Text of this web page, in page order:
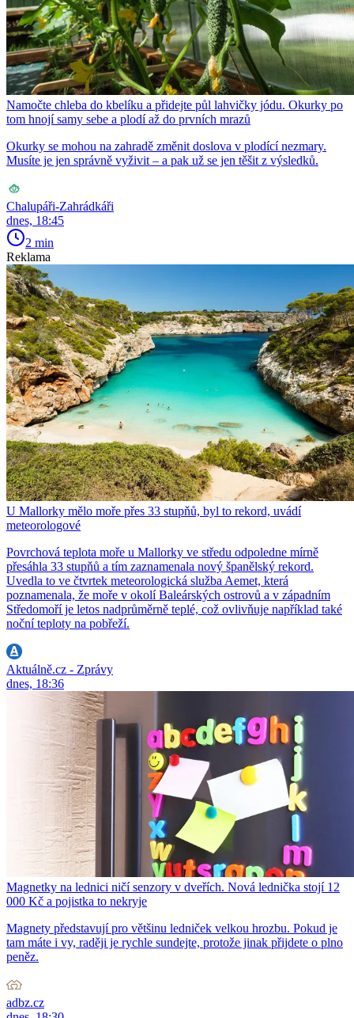
Namočte chleba do kbelíku a přidejte půl lahvičky jódu. Okurky po
tom hnojí samy sebe a plodí až do prvních mrazů
Okurky se mohou na zahradě změnit doslova v plodící nezmary.
Musíte je jen správně vyživit – a pak už se jen těšit z výsledků.
Chalupáři-Zahrádkáři
dnes, 18:45
2 min
Reklama
U Mallorky mělo moře přes 33 stupňů, byl to rekord, uvádí
meteorologové
Povrchová teplota moře u Mallorky ve středu odpoledne mírně
přesáhla 33 stupňů a tím zaznamenala nový španělský rekord.
Uvedla to ve čtvrtek meteorologická služba Aemet, která
poznamenala, že moře v okolí Baleárských ostrovů a v západním
Středomoří je letos nadprůměrně teplé, což ovlivňuje například také
noční teploty na pobřeží.
Aktuálně.cz - Zprávy
dnes, 18:36
Magnetky na lednici ničí senzory v dveřích. Nová lednička stojí 12
000 Kč a pojistka to nekryje
Magnety představují pro většinu ledniček velkou hrozbu. Pokud je
tam máte i vy, raději je rychle sundejte, protože jinak přijdete o plno
peněz.
adbz.cz